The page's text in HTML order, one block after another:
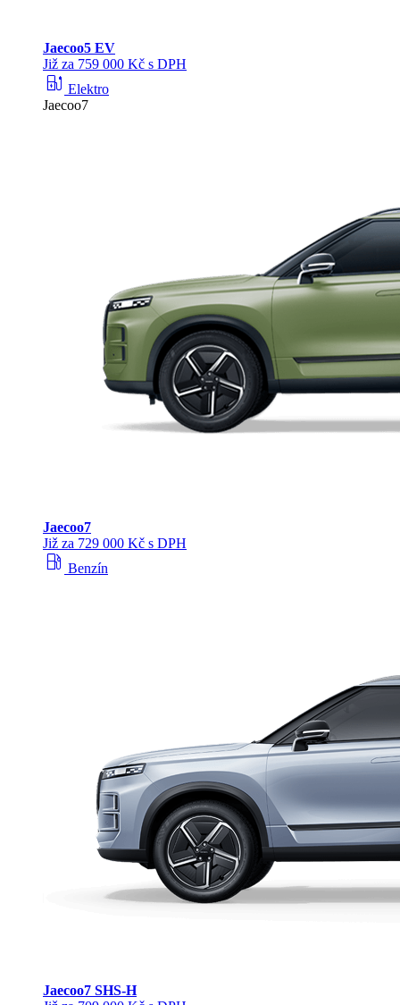
Jaecoo5 EV
Již za 759 000 Kč s DPH
ev_station Elektro
Jaecoo7
Jaecoo7
Již za 729 000 Kč s DPH
local_gas_station Benzín
Jaecoo7 SHS-H